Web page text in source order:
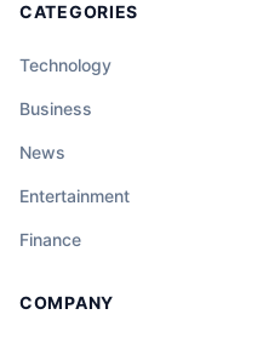
CATEGORIES
Technology
Business
News
Entertainment
Finance
COMPANY